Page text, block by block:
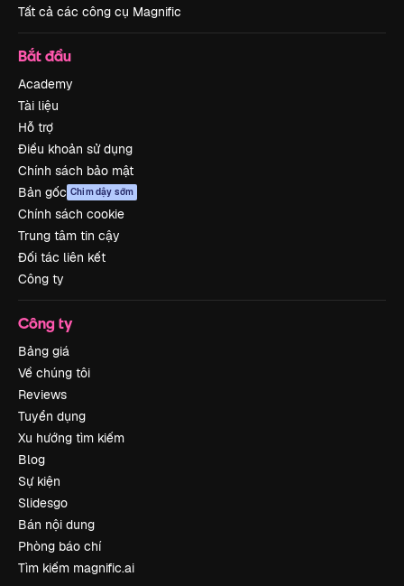
Tất cả các công cụ Magnific
Bắt đầu
Academy
Tài liệu
Hỗ trợ
Điều khoản sử dụng
Chính sách bảo mật
Bản gốc Chim dậy sớm
Chính sách cookie
Trung tâm tin cậy
Đối tác liên kết
Công ty
Công ty
Bảng giá
Về chúng tôi
Reviews
Tuyển dụng
Xu hướng tìm kiếm
Blog
Sự kiện
Slidesgo
Bán nội dung
Phòng báo chí
Tìm kiếm magnific.ai